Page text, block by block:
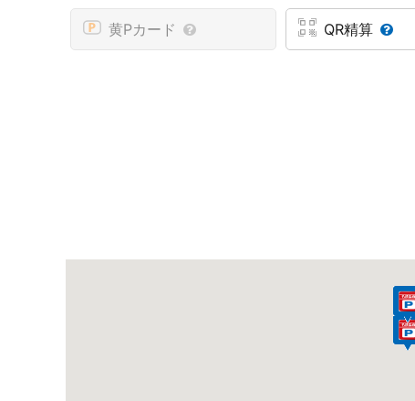
黄Pカード QR精算